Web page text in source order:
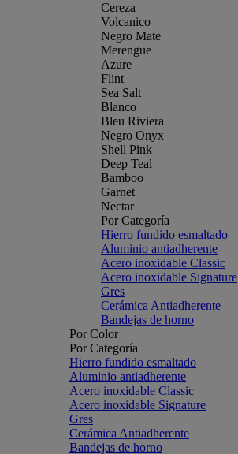
Cereza
Volcanico
Negro Mate
Merengue
Azure
Flint
Sea Salt
Blanco
Bleu Riviera
Negro Onyx
Shell Pink
Deep Teal
Bamboo
Garnet
Nectar
Por Categoría
Hierro fundido esmaltado
Aluminio antiadherente
Acero inoxidable Classic
Acero inoxidable Signature
Gres
Cerámica Antiadherente
Bandejas de horno
Por Color
Por Categoría
Hierro fundido esmaltado
Aluminio antiadherente
Acero inoxidable Classic
Acero inoxidable Signature
Gres
Cerámica Antiadherente
Bandejas de horno